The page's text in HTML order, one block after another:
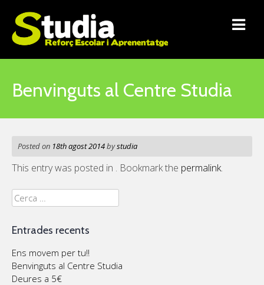
content
Benvinguts al Centre Studia
Posted on 18th agost 2014bystudia
This entry was posted in . Bookmark the permalink.
Cerca:
Entrades recents
Ens movem per tu!!
Benvinguts al Centre Studia
Deures a 5€